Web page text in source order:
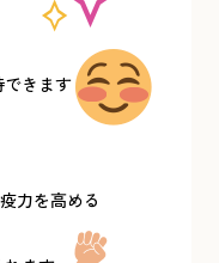
きます
力を高める